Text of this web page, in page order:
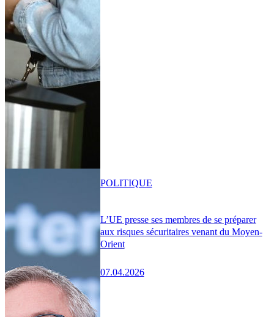
L’UE presse ses membres de se préparer
aux risques sécuritaires venant du Moyen-
Orient
07.04.2026
POLITIQUE